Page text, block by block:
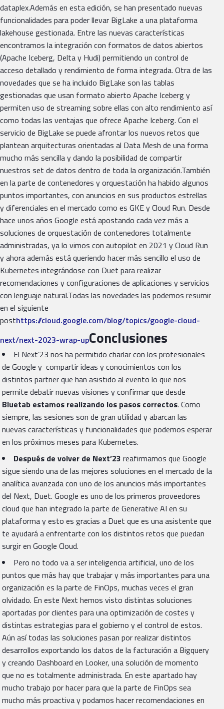
dataplex.Además en esta edición, se han presentado nuevas
funcionalidades para poder llevar BigLake a una plataforma
lakehouse gestionada. Entre las nuevas características
encontramos la integración con formatos de datos abiertos
(Apache Iceberg, Delta y Hudi) permitiendo un control de
acceso detallado y rendimiento de forma integrada. Otra de las
novedades que se ha incluido BigLake son las tablas
gestionadas que usan formato abierto Apache Iceberg y
permiten uso de streaming sobre ellas con alto rendimiento así
como todas las ventajas que ofrece Apache Iceberg. Con el
servicio de BigLake se puede afrontar los nuevos retos que
plantean arquitecturas orientadas al Data Mesh de una forma
mucho más sencilla y dando la posibilidad de compartir
nuestros set de datos dentro de toda la organización.También
en la parte de contenedores y orquestación ha habido algunos
puntos importantes, con anuncios en sus productos estrellas
y diferenciales en el mercado como es GKE y Cloud Run. Desde
hace unos años Google está apostando cada vez más a
soluciones de orquestación de contenedores totalmente
administradas, ya lo vimos con autopilot en 2021 y Cloud Run
y ahora además está queriendo hacer más sencillo el uso de
Kubernetes integrándose con Duet para realizar
recomendaciones y configuraciones de aplicaciones y servicios
con lenguaje natural.Todas las novedades las podemos resumir
en el siguiente
posthttps://cloud.google.com/blog/topics/google-cloud-
next/next-2023-wrap-upConclusiones
El Next’23 nos ha permitido charlar con los profesionales
de Google y compartir ideas y conocimientos con los
distintos partner que han asistido al evento lo que nos
permite debatir nuevas visiones y confirmar que desde
Bluetab estamos realizando los pasos correctos. Como
siempre, las sesiones son de gran utilidad y abarcan las
nuevas características y funcionalidades que podemos esperar
en los próximos meses para Kubernetes.
Después de volver de Next’23 reafirmamos que Google
sigue siendo una de las mejores soluciones en el mercado de la
analítica avanzada con uno de los anuncios más importantes
del Next, Duet. Google es uno de los primeros proveedores
cloud que han integrado la parte de Generative AI en su
plataforma y esto es gracias a Duet que es una asistente que
te ayudará a enfrentarte con los distintos retos que puedan
surgir en Google Cloud.
Pero no todo va a ser inteligencia artificial, uno de los
puntos que más hay que trabajar y más importantes para una
organización es la parte de FinOps, muchas veces el gran
olvidado. En este Next hemos visto distintas soluciones
aportadas por clientes para una optimización de costes y
distintas estrategias para el gobierno y el control de estos.
Aún así todas las soluciones pasan por realizar distintos
desarrollos exportando los datos de la facturación a Bigquery
y creando Dashboard en Looker, una solución de momento
que no es totalmente administrada. En este apartado hay
mucho trabajo por hacer para que la parte de FinOps sea
mucho más proactiva y podamos hacer recomendaciones en